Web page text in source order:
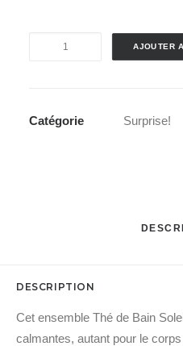
quantité
Thé
AJOUTER
Catégorie Surprise!
DESCRIPTION
Cet ensemble Thé de Bain
calmantes, autant pour le